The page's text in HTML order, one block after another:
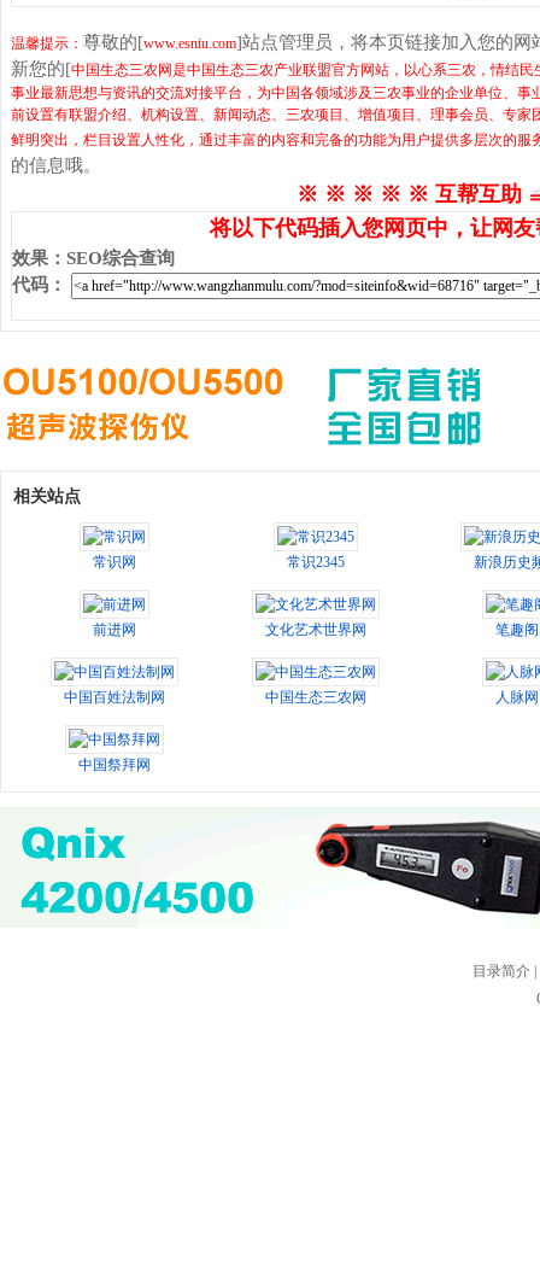
温馨提示： 尊敬的[www.esniu.com]站点管理员，将本页链接加入您的
新您的[中国生态三农网是中国生态三农产业联盟官方网站，以心系三农，情结
事业最新思想与资讯的交流对接平台，为中国各领域涉及三农事业的企业单位、
前设置有联盟介绍、机构设置、新闻动态、三农项目、增值项目、理事会员、专
鲜明突出，栏目设置人性化，通过丰富的内容和完备的功能为用户提供多层次的服
的信息哦。
※ ※ ※ ※ ※ 互帮互助
将以下代码插入您网页中，让网
效果 ： SEO综合查询
代码 ：
相关站点
常识网 常识2345 新浪历史
前进网 文化艺术世界网 笔趣阁
中国百姓法制网 中国生态三农网 人脉网
中国祭拜网
目录简介